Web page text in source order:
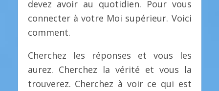
devez avoir au quotidien. Pour vous
connecter à votre Moi supérieur. Voici
comment.
Cherchez les réponses et vous les
aurez. Cherchez la vérité et vous la
trouverez. Cherchez à voir ce qui est